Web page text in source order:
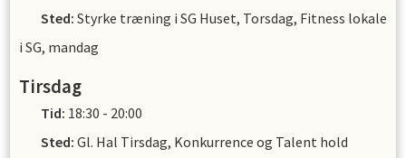
Sted: Styrke træning i SG Huset, Torsdag, Fitness lokale
i SG, mandag
Tirsdag
Tid: 18:30 - 20:00
Sted: Gl. Hal Tirsdag, Konkurrence og Talent hold